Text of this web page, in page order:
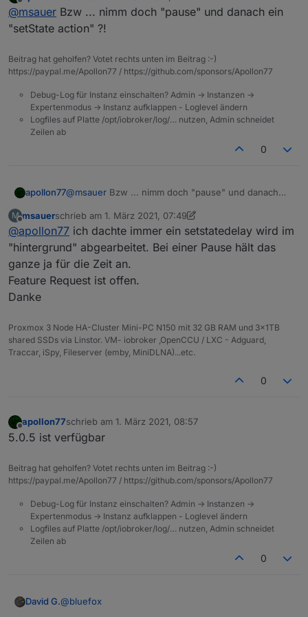
@msauer Bzw ... nimm doch "pause" und danach ein
"setState action" ?!
Beitrag hat geholfen? Votet rechts unten im Beitrag :-)
https://paypal.me/Apollon77 / https://github.com/sponsors/Apollon77
Debug-Log für Instanz einschalten? Admin -> Instanzen ->
Expertenmodus -> Instanz aufklappen - Loglevel ändern
Logfiles auf Platte /opt/iobroker/log/… nutzen, Admin schneidet
Zeilen ab
0
apollon77@msauer Bzw ... nimm doch "pause" und danach
M
Offline
msauerschrieb am 1. März 2021, 07:49
zuletzt editiert von msauer3. Jan. 2021, 08:50
@apollon77 ich dachte immer ein setstatedelay wird im
"hintergrund" abgearbeitet. Bei einer Pause hält das
ganze ja für die Zeit an.
Feature Request ist offen.
Danke
Proxmox 3 Node HA-Cluster Mini-PC N150 mit 32 GB RAM und 3x1TB
shared SSDs via Linstor. VM- iobroker ,OpenCCU / LXC - Adguard,
Traccar, iSpy, Fileserver (emby, MiniDLNA)...etc.
0
Offline
apollon77schrieb am 1. März 2021, 08:57
zuletzt editiert von
5.0.5 ist verfügbar
Beitrag hat geholfen? Votet rechts unten im Beitrag :-)
https://paypal.me/Apollon77 / https://github.com/sponsors/Apollon77
Debug-Log für Instanz einschalten? Admin -> Instanzen ->
Expertenmodus -> Instanz aufklappen - Loglevel ändern
Logfiles auf Platte /opt/iobroker/log/… nutzen, Admin schneidet
Zeilen ab
0
David G.@bluefox